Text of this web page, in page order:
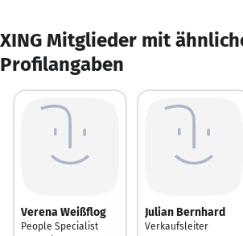
XING Mitglieder mit
Profilangaben
Verena Weißflog
People Specialist
Julian Bernhard
Verkaufsleiter